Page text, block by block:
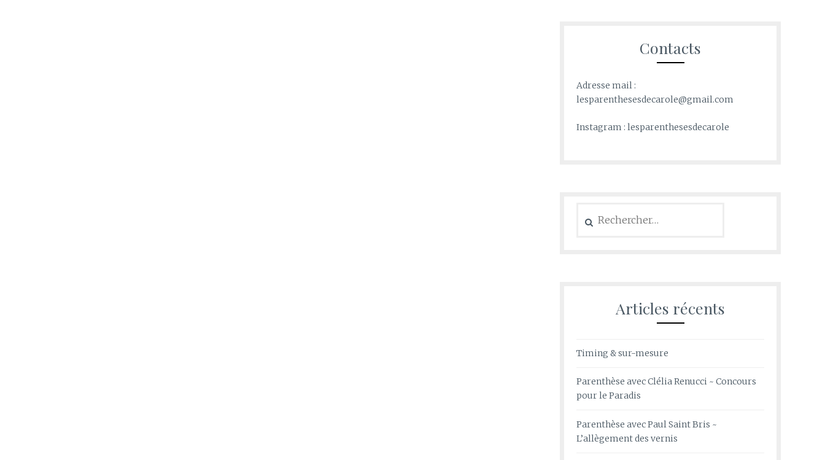
Contacts
Adresse mail :
lesparenthesesdecarole@gmail.com
Instagram : lesparenthesesdecarole
Articles récents
Timing & sur-mesure
Parenthèse avec Clélia Renucci ~ Concours
pour le Paradis
Parenthèse avec Paul Saint Bris ~
L’allègement des vernis